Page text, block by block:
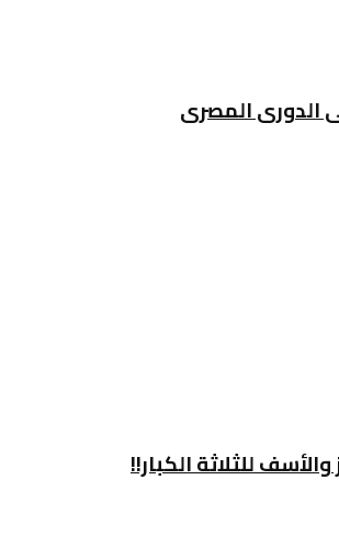
الدورى المصرى
والأسف للثلاثة الكبار!!